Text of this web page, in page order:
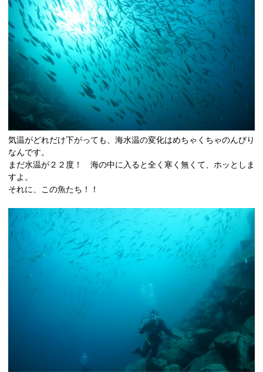
気温がどれだけ下がっても、海水温の変化はめちゃくちゃのんびり
なんです。
まだ水温が２２度！ 海の中に入ると全く寒く無くて、ホッとしま
すよ。
それに、この魚たち！！